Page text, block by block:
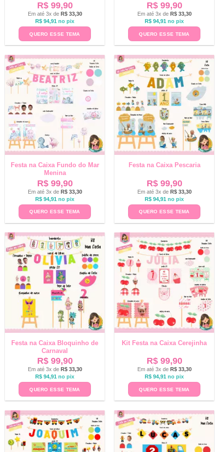
R$99,90
Em até 3x de R$33,30
R$ 94,91 no pix
QUERO ESSE TEMA
R$99,90
Em até 3x de R$33,30
R$ 94,91 no pix
QUERO ESSE TEMA
Festa na Caixa Fundo do Mar
Menina
R$99,90
Em até 3x de R$33,30
R$ 94,91 no pix
QUERO ESSE TEMA
Festa na Caixa Pescaria
R$99,90
Em até 3x de R$33,30
R$ 94,91 no pix
QUERO ESSE TEMA
Festa na Caixa Bloquinho de
Carnaval
R$99,90
Em até 3x de R$33,30
R$ 94,91 no pix
QUERO ESSE TEMA
Kit Festa na Caixa Cerejinha
R$99,90
Em até 3x de R$33,30
R$ 94,91 no pix
QUERO ESSE TEMA